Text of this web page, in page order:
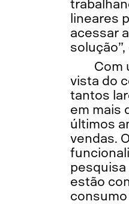
lineares
acessar
Com
vista do
tantos
em mais
últimos
vendas.
estão